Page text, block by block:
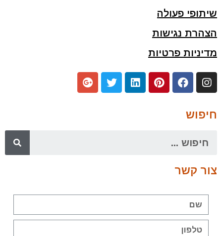
שיתופי פעולה
הצהרת נגישות
מדיניות פרטיות
חיפוש
צור קשר